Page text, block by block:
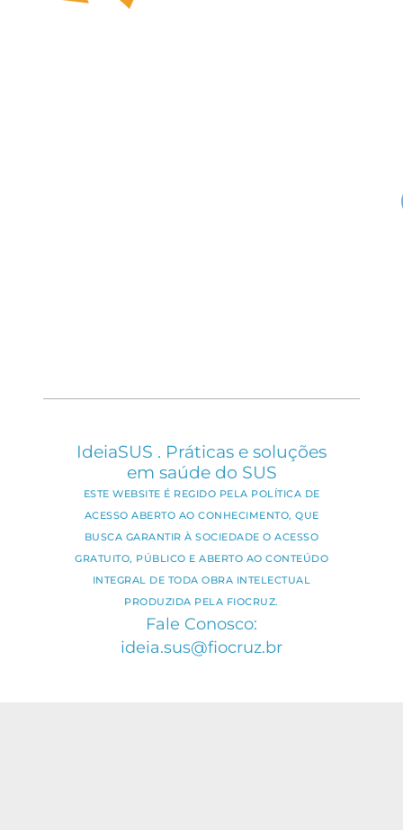
IdeiaSUS . Práticas e soluções
em saúde do SUS
ESTE WEBSITE É REGIDO PELA POLÍTICA DE
ACESSO ABERTO AO CONHECIMENTO, QUE
BUSCA GARANTIR À SOCIEDADE O ACESSO
GRATUITO, PÚBLICO E ABERTO AO CONTEÚDO
INTEGRAL DE TODA OBRA INTELECTUAL
PRODUZIDA PELA FIOCRUZ.
Fale Conosco:
ideia.sus@fiocruz.br